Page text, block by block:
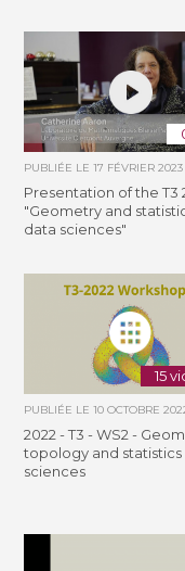
PUBLIÉE LE17 FÉVRIER 2023
Presentation of the T3
"Geometry and
data sciences"
15
PUBLIÉE LE10 OCTOBRE
2022 - T3 - WS2 -
topology and statistics
sciences